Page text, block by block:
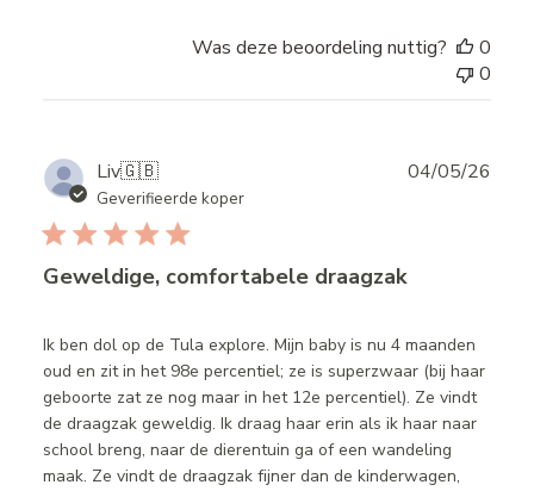
Was deze beoordeling nuttig?
0
0
Liv🇬🇧
Geverifieerde koper
Geweldige, comfortabele draagzak
Ik ben dol op de Tula explore. Mijn baby is nu 4 maanden
oud en zit in het 98e percentiel; ze is superzwaar (bij haar
geboorte zat ze nog maar in het 12e percentiel). Ze vindt
de draagzak geweldig. Ik draag haar erin als ik haar naar
school breng, naar de dierentuin ga of een wandeling
maak. Ze vindt de draagzak fijner dan de kinderwagen,
04/05/26